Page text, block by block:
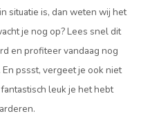
situatie is, dan weten wij het
je nog op? Lees snel dit
en profiteer vandaag nog
pssst, vergeet je ook niet
leuk je het hebt